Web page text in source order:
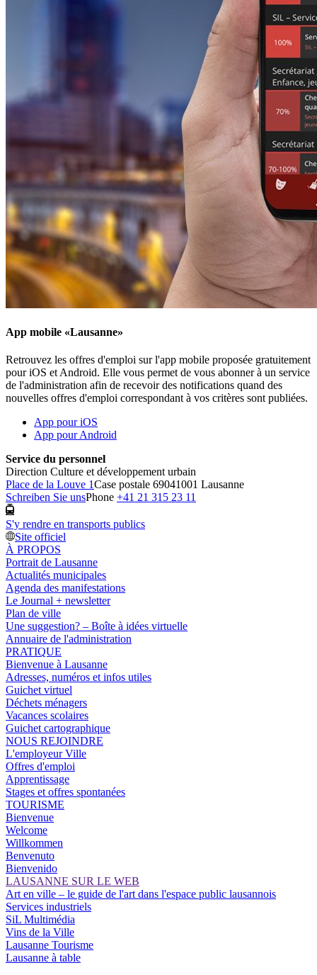
App mobile «Lausanne»
Retrouvez les offres d'emploi sur l'app mobile proposée gratuitement
pour iOS et Android. Elle vous permet de vous abonner à un service
de l'administration afin de recevoir des notifications quand des
nouvelles offres d'emploi correspondant à vos critères sont publiées.
App pour iOS
App pour Android
Service du personnel
Direction Culture et développement urbain
Place de la Louve 1Case postale 69041001 Lausanne
Schreiben Sie unsPhone +41 21 315 23 11
S'y rendre en transports publics
Site officiel
À PROPOS
Portrait de Lausanne
Actualités municipales
Agenda des manifestations
Le Journal + newsletter
Plan de ville
Une suggestion? – Boîte à idées virtuelle
Annuaire de l'administration
PRATIQUE
Bienvenue à Lausanne
Adresses, numéros et infos utiles
Guichet virtuel
Déchets ménagers
Vacances scolaires
Guichet cartographique
NOUS REJOINDRE
L'employeur Ville
Offres d'emploi
Apprentissage
Stages et offres spontanées
TOURISME
Bienvenue
Welcome
Willkommen
Benvenuto
Bienvenido
LAUSANNE SUR LE WEB
Art en ville – le guide de l'art dans l'espace public lausannois
Services industriels
SiL Multimédia
Vins de la Ville
Lausanne Tourisme
Lausanne à table